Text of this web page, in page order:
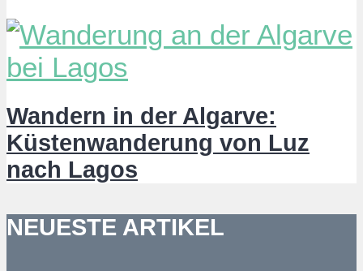
Wandern in der Algarve:
Küstenwanderung von Luz
nach Lagos
NEUESTE ARTIKEL